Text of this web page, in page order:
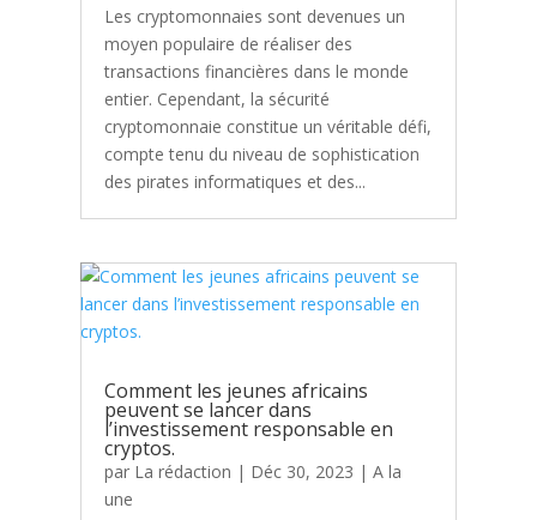
Les cryptomonnaies sont devenues un
moyen populaire de réaliser des
transactions financières dans le monde
entier. Cependant, la sécurité
cryptomonnaie constitue un véritable défi,
compte tenu du niveau de sophistication
des pirates informatiques et des...
Comment les jeunes africains
peuvent se lancer dans
l’investissement responsable en
cryptos.
par La rédaction | Déc 30, 2023 |A la
une